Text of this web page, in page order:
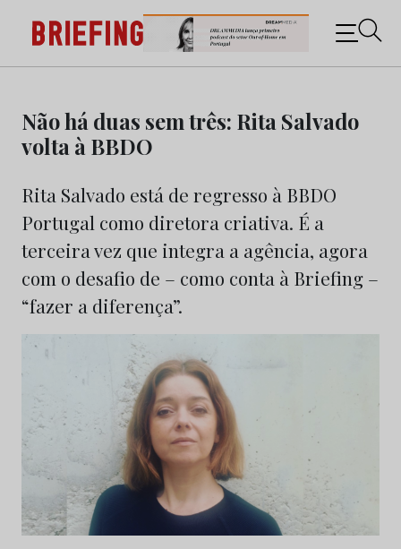
content
Briefing: Todas as notícias sobre os negócios do
Marketing e da Publicidade
Não há duas sem três: Rita Salvado
volta à BBDO
Rita Salvado está de regresso à BBDO
Portugal como diretora criativa. É a
terceira vez que integra a agência, agora
com o desafio de – como conta à Briefing –
“fazer a diferença”.